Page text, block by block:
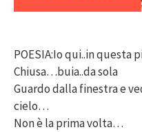
POESIA:Io qui..in questa
Chiusa…buia..da sola
Guardo dalla finestra e
cielo…
Non è la prima volta…